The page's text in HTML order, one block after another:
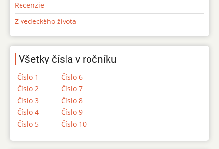
Recenzie
Z vedeckého života
Všetky čísla v ročníku
Číslo 1
Číslo 2
Číslo 3
Číslo 4
Číslo 5
Číslo 6
Číslo 7
Číslo 8
Číslo 9
Číslo 10